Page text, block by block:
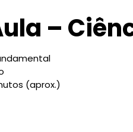
–
(aprox.)